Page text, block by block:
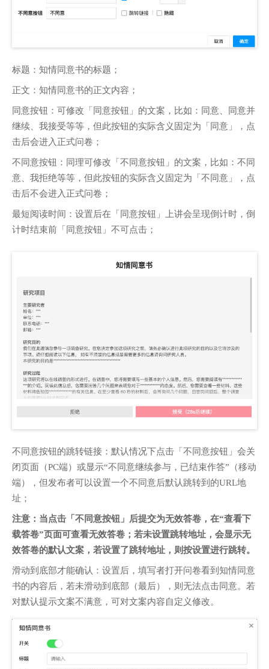
标题：知情同意书的标题；
正文：知情同意书的正文内容；
同意按钮：可修改「同意按钮」的文案，比如：同意、同意并
继续、我接受等等，但此按钮的实际含义固定为「同意」，点
击后会进入正式问卷；
不同意按钮：同理可修改「不同意按钮」的文案，比如：不同
意、我拒绝等等，但此按钮的实际含义固定为「不同意」，点
击后不会进入正式问卷；
最短阅读时间：设置后在「同意按钮」上讲会呈现倒计时，倒
计时结束前「同意按钮」不可点击；
不同意按钮的跳转链接：默认情况下点击「不同意按钮」会关
闭页面（PC端）或显示“不同意继续参与，已结束作答”（移动
端），但发布者可以设置一个不同意后默认跳转到的URL地
址；
注意：当点击「不同意按钮」后提交为无效答卷，在“查看下
载答卷”页面可查看无效答卷；若未设置跳转地址，会显示无
效答卷的默认文案，若设置了跳转地址，则按设置进行跳转。
滑动到底部才能确认：设置后，填写者打开问卷看到知情同意
书的内容后，若未滑动到底部（最后），则无法点击同意。若
对默认提示文案不满意，可对文案内容自定义修改。